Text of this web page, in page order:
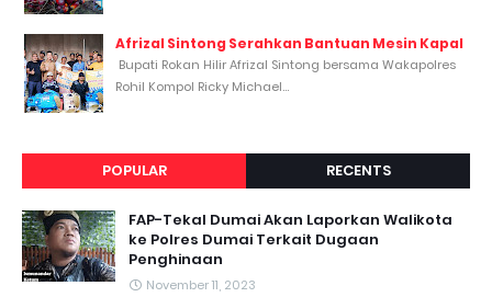
Afrizal Sintong Serahkan Bantuan Mesin Kapal
Bupati Rokan Hilir Afrizal Sintong bersama Wakapolres
Rohil Kompol Ricky Michael...
POPULAR RECENTS
FAP-Tekal Dumai Akan Laporkan Walikota
ke Polres Dumai Terkait Dugaan
Penghinaan
November 11, 2023